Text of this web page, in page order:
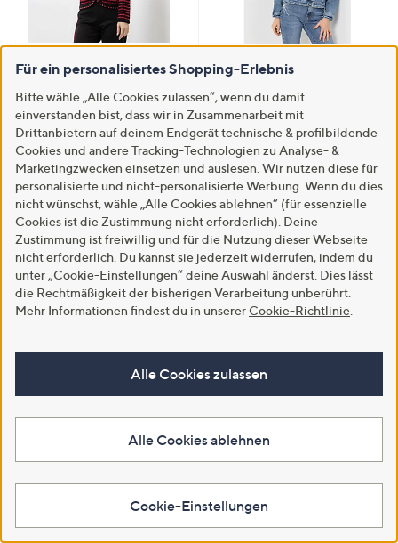
STRANDFEIN Cardigan,
gestreift Rundhalsausschnitt
dekorative Knöpfe
figurumspielend
€ 69,99
4.0
von
5
(2)2
Bewertungen
Weitere Farben verfügbar
In den Warenkorb
STRANDFEIN Jeansjacke
Rundhalsausschnitt Applikation
dekorativ aufgesetzte Tasche
€ 51,99
4.0
5
(3)
In den Warenkorb
Form Logo-Badge Bootcut
€ 49,99
Rundhalsausschnitt Stickerei
Für ein personalisiertes Shopping-Erlebnis
Bitte wähle „Alle Cookies zulassen“, wenn du damit
einverstanden bist, dass wir in Zusammenarbeit mit
Drittanbietern auf deinem Endgerät technische & profilbildende
Cookies und andere Tracking-Technologien zu Analyse- &
Marketingzwecken einsetzen und auslesen. Wir nutzen diese für
personalisierte und nicht-personalisierte Werbung. Wenn du dies
nicht wünschst, wähle „Alle Cookies ablehnen“ (für essenzielle
Cookies ist die Zustimmung nicht erforderlich). Deine
Zustimmung ist freiwillig und für die Nutzung dieser Webseite
nicht erforderlich. Du kannst sie jederzeit widerrufen, indem du
unter „Cookie-Einstellungen“ deine Auswahl änderst. Dies lässt
die Rechtmäßigkeit der bisherigen Verarbeitung unberührt.
Mehr Informationen findest du in unserer Cookie-Richtlinie
Alle Cookies zulassen
Alle Cookies ablehnen
Cookie-Einstellungen